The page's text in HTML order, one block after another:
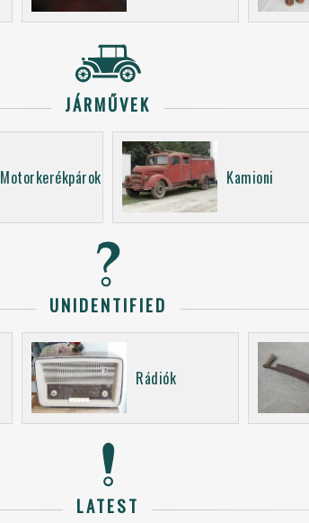
JÁRMŰVEK
Motorkerékpárok Kamioni
UNIDENTIFIED
Rádiók
LATEST